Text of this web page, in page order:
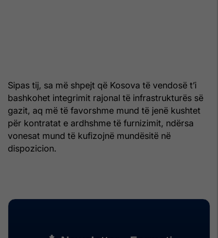
Sipas tij, sa më shpejt që Kosova të vendosë t’i
bashkohet integrimit rajonal të infrastrukturës së
gazit, aq më të favorshme mund të jenë kushtet
për kontratat e ardhshme të furnizimit, ndërsa
vonesat mund të kufizojnë mundësitë në
dispozicion.